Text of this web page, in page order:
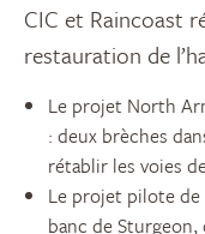
CIC et Raincoast
restauration de
Le projet North
: deux brèches
rétablir les voies
Le projet pilote de
banc de